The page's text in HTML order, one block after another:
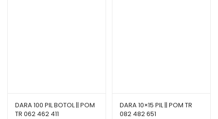
DARA 100 PIL BOTOL || POM
TR 062 462 411
DARA 10×15 PIL || POM TR
082 482 651